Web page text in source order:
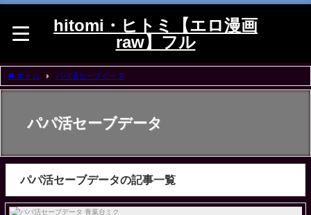
hitomi・ヒトミ【エロ漫画
raw】フル
ホーム パパ活セーブデータ
パパ活セーブデータ
パパ活セーブデータの記事一覧